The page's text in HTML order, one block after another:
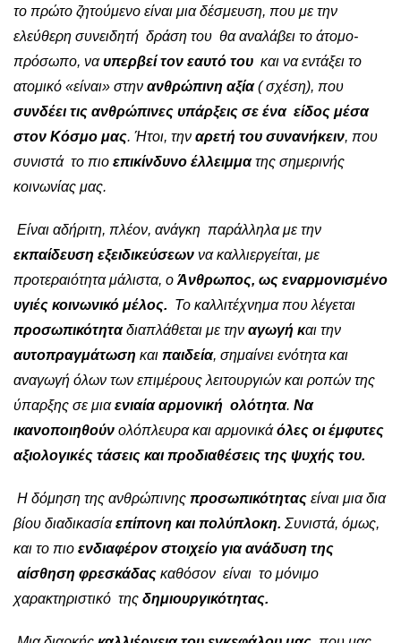
το πρώτο ζητούμενο είναι μια δέσμευση, που με την
ελεύθερη συνειδητή δράση του θα αναλάβει το άτομο-
πρόσωπο, ναυπερβεί τον εαυτό του και να εντάξει το
ατομικό «είναι» στην ανθρώπινη αξία( σχέση), που
συνδέει τις ανθρώπινες υπάρξεις σε ένα είδος μέσα
στον Κόσμο μας. Ήτοι, την αρετή του συνανήκειν, που
συνιστά το πιο επικίνδυνο έλλειμματης σημερινής
κοινωνίας μας.
Είναι αδήριτη, πλέον, ανάγκη παράλληλα με την
εκπαίδευση εξειδικεύσεων να καλλιεργείται, με
προτεραιότητα μάλιστα, ο Άνθρωπος, ως εναρμονισμένο
υγιές κοινωνικό μέλος. Το καλλιτέχνημα που λέγεται
προσωπικότηταδιαπλάθεται με την αγωγή και την
αυτοπραγμάτωση και παιδεία, σημαίνει ενότητα και
αναγωγή όλων των επιμέρους λειτουργιών και ροπών της
ύπαρξης σε μιαενιαία αρμονική ολότητα. Να
ικανοποιηθούν ολόπλευρα και αρμονικάόλες οι έμφυτες
αξιολογικές τάσεις και προδιαθέσεις της ψυχής του.
Η δόμηση της ανθρώπινης προσωπικότητας είναι μια δια
βίου διαδικασίαεπίπονη και πολύπλοκη. Συνιστά, όμως,
και το πιο ενδιαφέρον στοιχείο για ανάδυση της
αίσθηση φρεσκάδας καθόσον είναι το μόνιμο
χαρακτηριστικό της δημιουργικότητας.